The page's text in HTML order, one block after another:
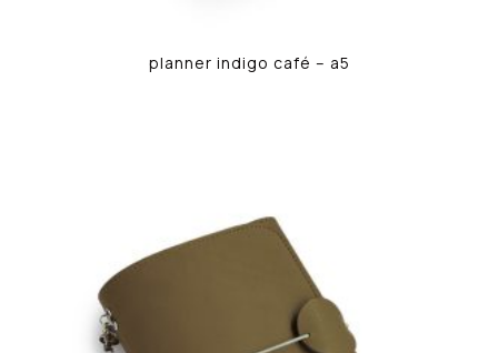
planner indigo café – a5